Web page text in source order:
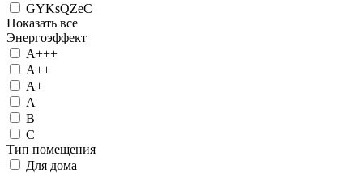
GYKsQZeC
Показать все
Энергоэффект
А+++
А++
А+
А
B
C
Тип помещения
Для дома